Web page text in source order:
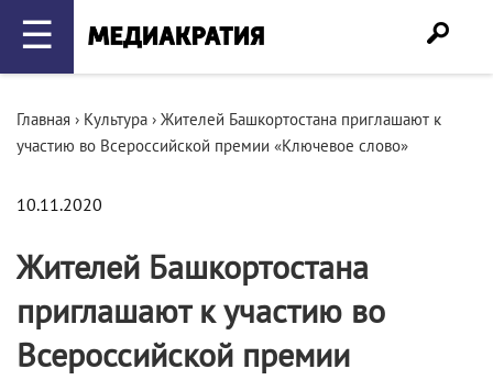
☰
Главная › Культура › Жителей Башкортостана приглашают к
участию во Всероссийской премии «Ключевое слово»
10.11.2020
Жителей Башкортостана
приглашают к участию во
Всероссийской премии